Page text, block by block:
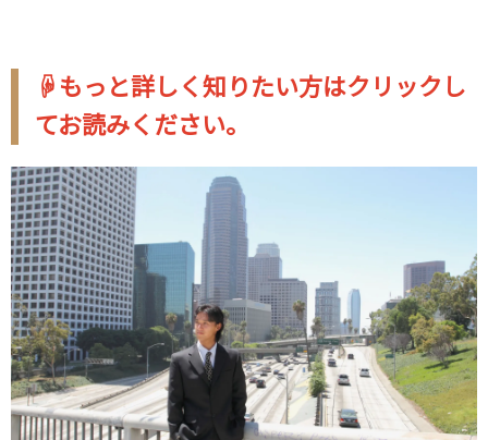
☟もっと詳しく知りたい方はクリックし
てお読みください。